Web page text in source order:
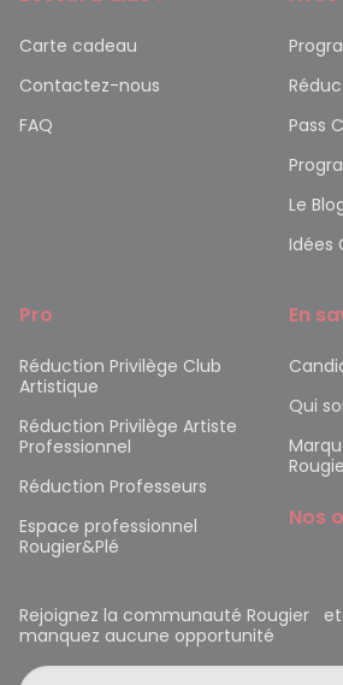
Carte cadeau
Contactez-nous
FAQ
Pass
Le
Idées
Pro
Réduction Privilège Club
Artistique
Réduction Privilège Artiste
Professionnel
Réduction Professeurs
Espace professionnel
Rougier&Plé
En
Qui
Nos
Rejoignez la communauté Rougier
manquez aucune opportunité